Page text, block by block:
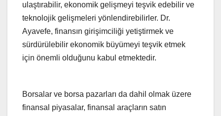
ulaştırabilir, ekonomik gelişmeyi teşvik edebilir ve
teknolojik gelişmeleri yönlendirebilirler. Dr.
Ayavefe, finansın girişimciliği yetiştirmek ve
sürdürülebilir ekonomik büyümeyi teşvik etmek
için önemli olduğunu kabul etmektedir.
Borsalar ve borsa pazarları da dahil olmak üzere
finansal piyasalar, finansal araçların satın